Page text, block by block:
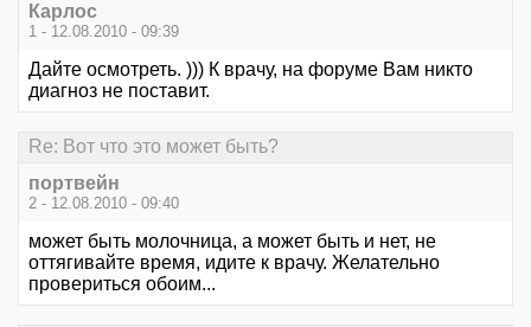
Карлос
1 - 12.08.2010 - 09:39
Дайте осмотреть. ))) К врачу, на форуме Вам никто
диагноз не поставит.
Re: Вот что это может быть?
портвейн
2 - 12.08.2010 - 09:40
может быть молочница, а может быть и нет, не
оттягивайте время, идите к врачу. Желательно
провериться обоим...